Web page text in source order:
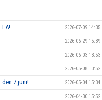
2026-07-09 14:35
2026-06-29 15:39
2026-06-03 13:53
2026-05-08 13:52
den 7 juni! 2026-05-04 15:34
2026-04-30 15:52